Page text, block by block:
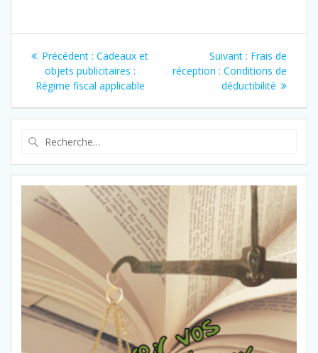
Navigation
de
l’article
Précédent : Article
précédent
Cadeaux et
objets publicitaires :
Régime fiscal applicable
Suivant : Article
suivant
:
Frais de
réception : Conditions de
déductibilité
: